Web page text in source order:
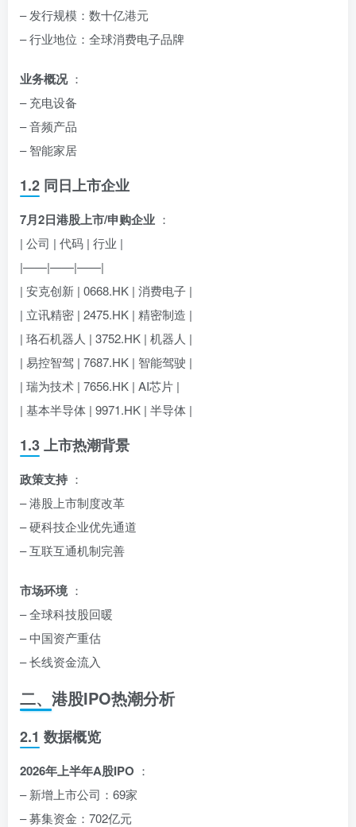
– 发行规模：数十亿港元
– 行业地位：全球消费电子品牌
业务概况 ：
– 充电设备
– 音频产品
– 智能家居
1.2 同日上市企业
7月2日港股上市/申购企业 ：
| 公司 | 代码 | 行业 |
|——|——|——|
| 安克创新 | 0668.HK | 消费电子 |
| 立讯精密 | 2475.HK | 精密制造 |
| 珞石机器人 | 3752.HK | 机器人 |
| 易控智驾 | 7687.HK | 智能驾驶 |
| 瑞为技术 | 7656.HK | AI芯片 |
| 基本半导体 | 9971.HK | 半导体 |
1.3 上市热潮背景
政策支持 ：
– 港股上市制度改革
– 硬科技企业优先通道
– 互联互通机制完善
市场环境 ：
– 全球科技股回暖
– 中国资产重估
– 长线资金流入
二、港股IPO热潮分析
2.1 数据概览
2026年上半年A股IPO ：
– 新增上市公司：69家
– 募集资金：702亿元